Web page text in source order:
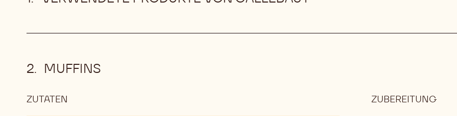
MUFFINS
ZUTATEN ZUBEREITUNG: